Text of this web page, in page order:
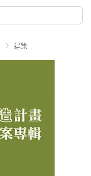
建築